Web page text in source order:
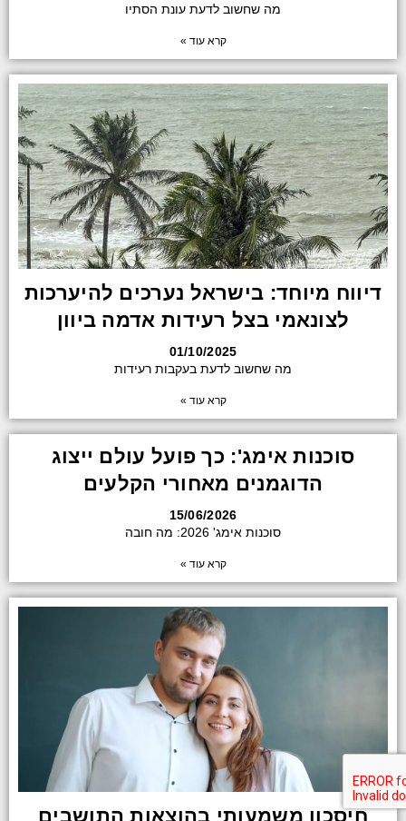
מה שחשוב לדעת עונת הסתיו
קרא עוד »
דיווח מיוחד: בישראל נערכים להיערכות
לצונאמי בצל רעידות אדמה ביוון
01/10/2025
מה שחשוב לדעת בעקבות רעידות
קרא עוד »
סוכנות אימג': כך פועל עולם ייצוג
הדוגמנים מאחורי הקלעים
15/06/2026
סוכנות אימג' 2026: מה חובה
קרא עוד »
חיסכון משמעותי בהוצאות התושבים